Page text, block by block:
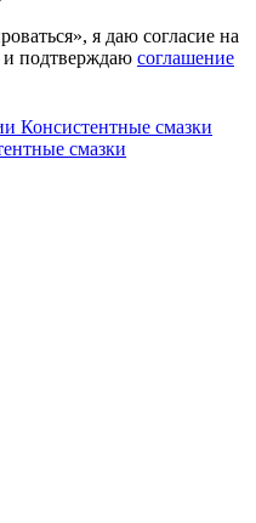
я даю согласие на
и подтверждаю соглашение
Консистентные смазки
смазки